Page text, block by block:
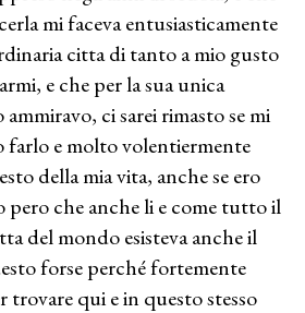
mi faceva entusiasticamente
citta di tanto a mio gusto
e che per la sua unica
ci sarei rimasto se mi
farlo e molto volentiermente
della mia vita, anche se ero
pero che anche li e come tutto il
del mondo esisteva anche il
forse perché fortemente
trovare qui e in questo stesso